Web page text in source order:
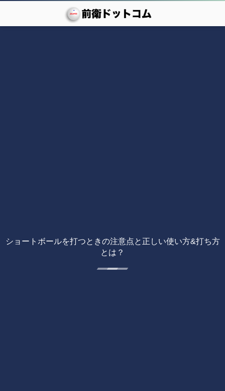
ショートボールを打つときの注意点と正しい使い方&打ち方
とは？